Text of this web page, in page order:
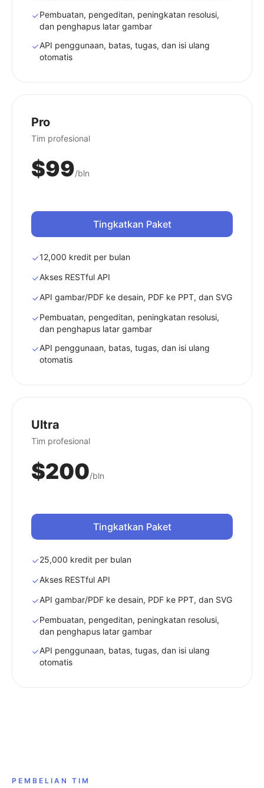
Pembuatan, pengeditan, peningkatan resolusi,
dan penghapus latar gambar
API penggunaan, batas, tugas, dan isi ulang
otomatis
Pro
Tim profesional
$99/bln
Tingkatkan Paket
12,000 kredit per bulan
Akses RESTful API
API gambar/PDF ke desain, PDF ke PPT, dan SVG
Pembuatan, pengeditan, peningkatan resolusi,
dan penghapus latar gambar
API penggunaan, batas, tugas, dan isi ulang
otomatis
Ultra
Tim profesional
$200/bln
Tingkatkan Paket
25,000 kredit per bulan
Akses RESTful API
API gambar/PDF ke desain, PDF ke PPT, dan SVG
Pembuatan, pengeditan, peningkatan resolusi,
dan penghapus latar gambar
API penggunaan, batas, tugas, dan isi ulang
otomatis
PEMBELIAN TIM